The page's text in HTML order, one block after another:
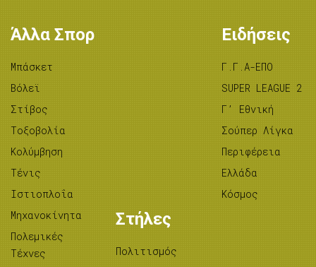
Άλλα Σπορ
Μπάσκετ
Βόλεϊ
Στίβος
Tοξοβολία
Κολύμβηση
Τένις
Ιστιοπλοΐα
Μηχανοκίνητα
Πολεμικές
Τέχνες
Ειδήσεις
Γ.Γ.Α-ΕΠΟ
SUPER LEAGUE 2
Γ’ Εθνική
Σούπερ Λίγκα
Περιφέρεια
Ελλάδα
Κόσμος
Στήλες
Πολιτισμός